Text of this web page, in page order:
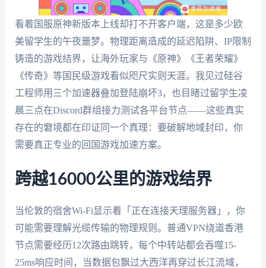
看着国服原神新版本上线却打不开客户端，这是多少欧
美留学生的午夜噩梦。物理距离造成的延迟陷阱、IP限制
铸造的游戏结界，让海外玩家与《原神》《王者荣耀》
《传奇》等国民级游戏看似咫尺实则天涯。我见过硅谷
工程师用三个加速器叠加登陆崩坏3，也目睹过留学生凌
晨三点在Discord群组接力测试各平台节点——这些真实
存在的窘境都在印证同一个真理：要破解地域封印，你
需要真正专业的回国游戏加速方案。
跨越16000公里的游戏结界
当伦敦的宿舍Wi-Fi显示着「正在连接天理服务器」，你
可能需要理解光缆传输的物理规则。普通VPN绕道香港
节点需要经历12次路由跳转，每个中转站都会吞噬15-
25ms响应时间，当数据包飘过大西洋再穿过长江流域，